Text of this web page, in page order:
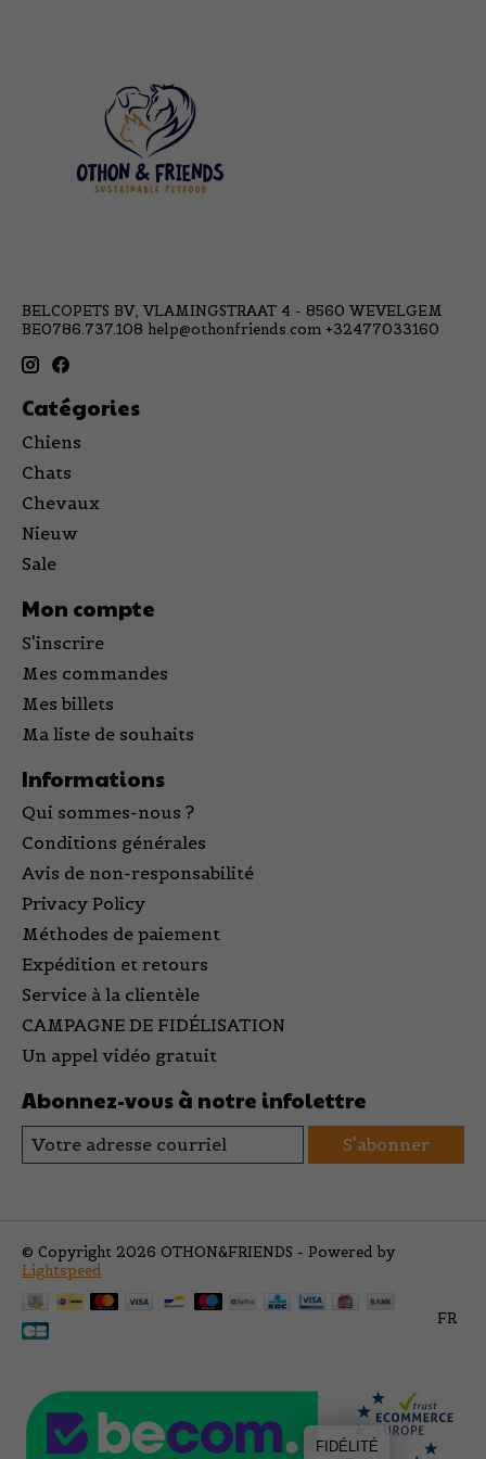
BELCOPETS BV, VLAMINGSTRAAT 4 - 8560 WEVELGEM
BE0786.737.108 help@othonfriends.com +32477033160
Catégories
Chiens
Chats
Chevaux
Nieuw
Sale
Mon compte
S'inscrire
Mes commandes
Mes billets
Ma liste de souhaits
Informations
Qui sommes-nous ?
Conditions générales
Avis de non-responsabilité
Privacy Policy
Méthodes de paiement
Expédition et retours
Service à la clientèle
CAMPAGNE DE FIDÉLISATION
Un appel vidéo gratuit
Abonnez-vous à notre infolettre
S'abonner
© Copyright 2026 OTHON&FRIENDS - Powered by
Lightspeed
FR
FIDÉLITÉ